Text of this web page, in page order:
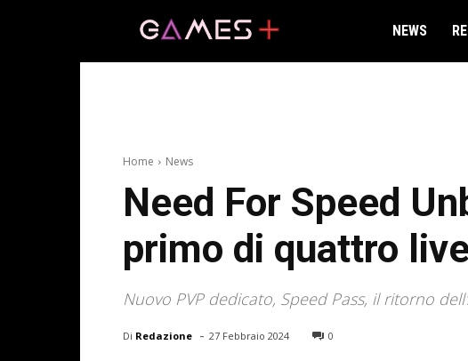
NEWS
Home News
Need For Speed
primo di quattro
Nuovo PVP dedicato, Speed Pass, il ritorno
Di Redazione - 27 Febbraio 2024 0